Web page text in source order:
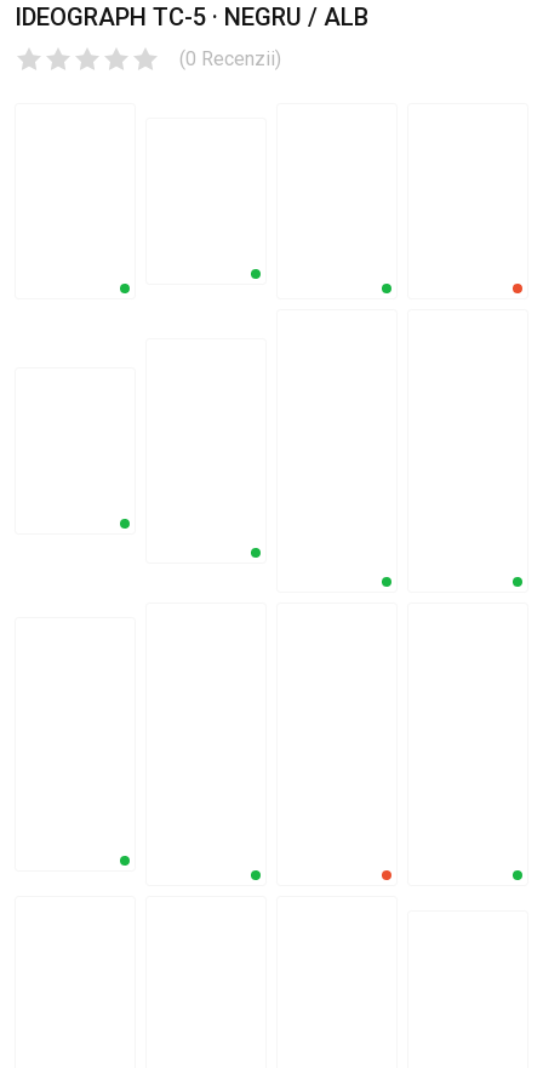
IDEOGRAPH TC-5 · NEGRU / ALB
(0 Recenzii)